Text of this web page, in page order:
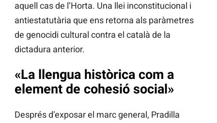
aquell cas de l’Horta. Una llei inconstitucional i
antiestatutària que ens retorna als paràmetres
de genocidi cultural contra el català de la
dictadura anterior.
«La llengua històrica com a
element de cohesió social»
Després d’exposar el marc general, Pradilla